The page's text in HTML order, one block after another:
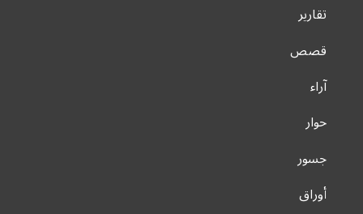
تقارير
قصص
آراء
حوار
جسور
أوراق